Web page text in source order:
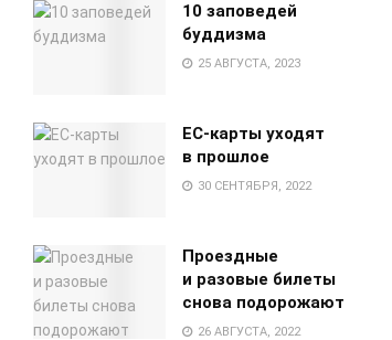
10 заповедей
буддизма
25 АВГУСТА, 2023
EC-карты уходят
в прошлое
30 СЕНТЯБРЯ, 2022
Проездные
и разовые билеты
снова подорожают
26 АВГУСТА, 2022